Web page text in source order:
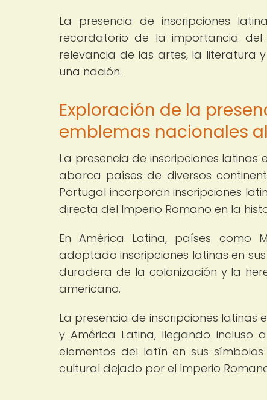
La presencia de inscripciones
recordatorio de la importancia
relevancia de las artes, la literatura
una nación.
Exploración de la
emblemas nacionales
La presencia de inscripciones
abarca países de diversos
Portugal incorporan inscripciones
directa del Imperio Romano en la
En América Latina, países como
adoptado inscripciones latinas en
duradera de la colonización y la
americano.
La presencia de inscripciones latinas
y América Latina, llegando incluso
elementos del latín en sus
cultural dejado por el Imperio